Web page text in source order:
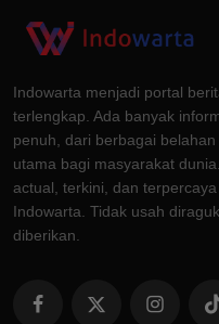
Indowarta menjadi portal
terlengkap. Ada banyak
penuh, dari berbagai
utama bagi masyarakat
actual, terkini, dan
Indowarta. Tidak usah
diberikan.